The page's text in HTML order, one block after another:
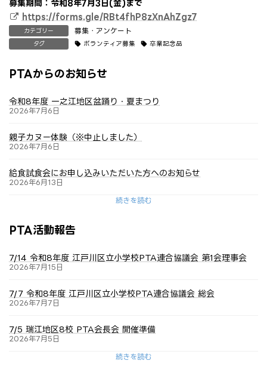
募集期間：令和8年7月3日(金)まで
https://forms.gle/RBt4fhP8zXnAhZgz7
カテゴリー 募集・アンケート
タグ ボランティア募集 卒業記念品
PTAからのお知らせ
令和8年度 一之江地区盆踊り・夏まつり
2026年7月6日
親子カヌー体験（※中止しました）
2026年7月6日
給食試食会にお申し込みいただいた方へのお知らせ
2026年6月13日
続きを読む
PTA活動報告
7/14 令和8年度 江戸川区立小学校PTA連合協議会 第1会理事会
2026年7月15日
7/7 令和8年度 江戸川区立小学校PTA連合協議会 総会
2026年7月7日
7/5 瑞江地区8校 PTA会長会 開催準備
2026年7月5日
続きを読む